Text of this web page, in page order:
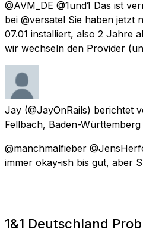
@AVM_DE @1und1 Das ist
bei @versatel Sie haben jetzt
07.01 installiert, also 2 Jahre
wir wechseln den Provider
Jay (@JayOnRails) berichtet
Fellbach, Baden-Württemberg
@manchmalfieber
immer okay-ish bis gut, aber
1&1 Deutschland